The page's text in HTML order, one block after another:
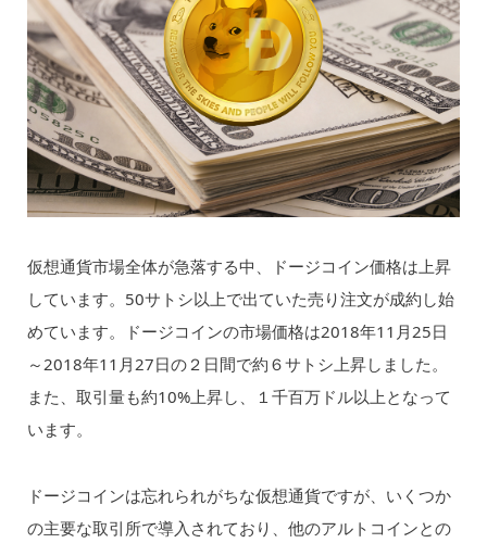
仮想通貨市場全体が急落する中、ドージコイン価格は上昇
しています。50サトシ以上で出ていた売り注文が成約し始
めています。ドージコインの市場価格は2018年11月25日
～2018年11月27日の２日間で約６サトシ上昇しました。
また、取引量も約10%上昇し、１千百万ドル以上となって
います。
ドージコインは忘れられがちな仮想通貨ですが、いくつか
の主要な取引所で導入されており、他のアルトコインとの